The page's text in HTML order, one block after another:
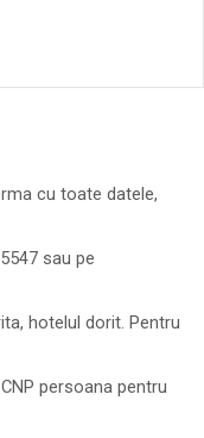
cu toate datele,
sau pe
hotelul dorit. Pentru
persoana pentru